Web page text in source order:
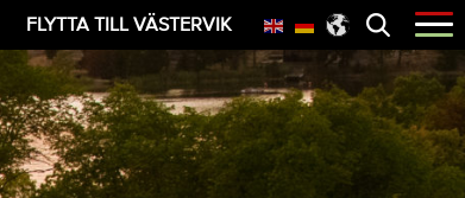
Öppna
menyn
FLYTTA TILL VÄSTERVIK